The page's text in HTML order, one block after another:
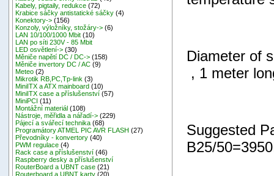
Kabely, pigtaily, redukce (72)
Krabice sáčky antistatické sáčky (4)
Konektory-> (156)
Konzoly, výložníky, stožáry-> (6)
LAN 10/100/1000 Mbit (10)
LAN po síti 230V - 85 Mbit
LED osvětlení-> (30)
Měniče napětí DC / DC-> (158)
Měniče invertory DC / AC (9)
Meteo (2)
Mikrotik RB,PC,Tp-link (3)
MiniITX a ATX mainboard (10)
MiniITX case a příslušenství (57)
MiniPCI (11)
Montážní materiál (108)
Nástroje, měřidla a nářadí-> (229)
Pájecí a svářecí technika (68)
Programátory ATMEL PIC AVR FLASH (27)
Převodníky - konvertory (40)
PWM regulace (4)
Rack case a příslušenství (46)
Raspberry desky a příslušenství
RouterBoard a UBNT case (21)
Routerboard a UBNT karty (20)
Diameter of
, 1 meter
Suggested
B25/